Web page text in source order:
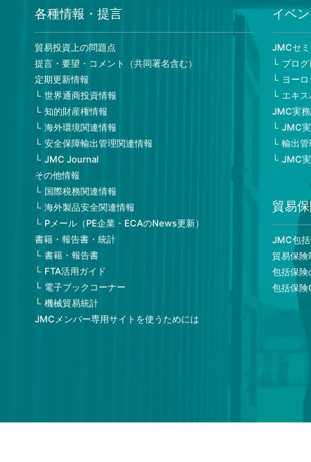
各種情報・提言
貿易投資上の問題点
提言・要望・コメント（共同署名含む）
定期更新情報
世界通商投資情報
知的財産権情報
海外環境関連情報
安全保障輸出管理関連情報
JMC Journal
その他情報
国際税務関連情報
海外製品安全関連情報
Pメール（PE企業・ECAのNews更新）
書籍・報告書・統計
書籍・報告書
FTA活用ガイド
電子ブックコーナー
機械貿易統計
JMCメンバー専用サイトを使うためには
イベ
JMCセ
プロ
ヨー
エキ
JMC実
JMC
輸出
JMC
貿易
JMC包
貿易保険
包括保険
包括保険